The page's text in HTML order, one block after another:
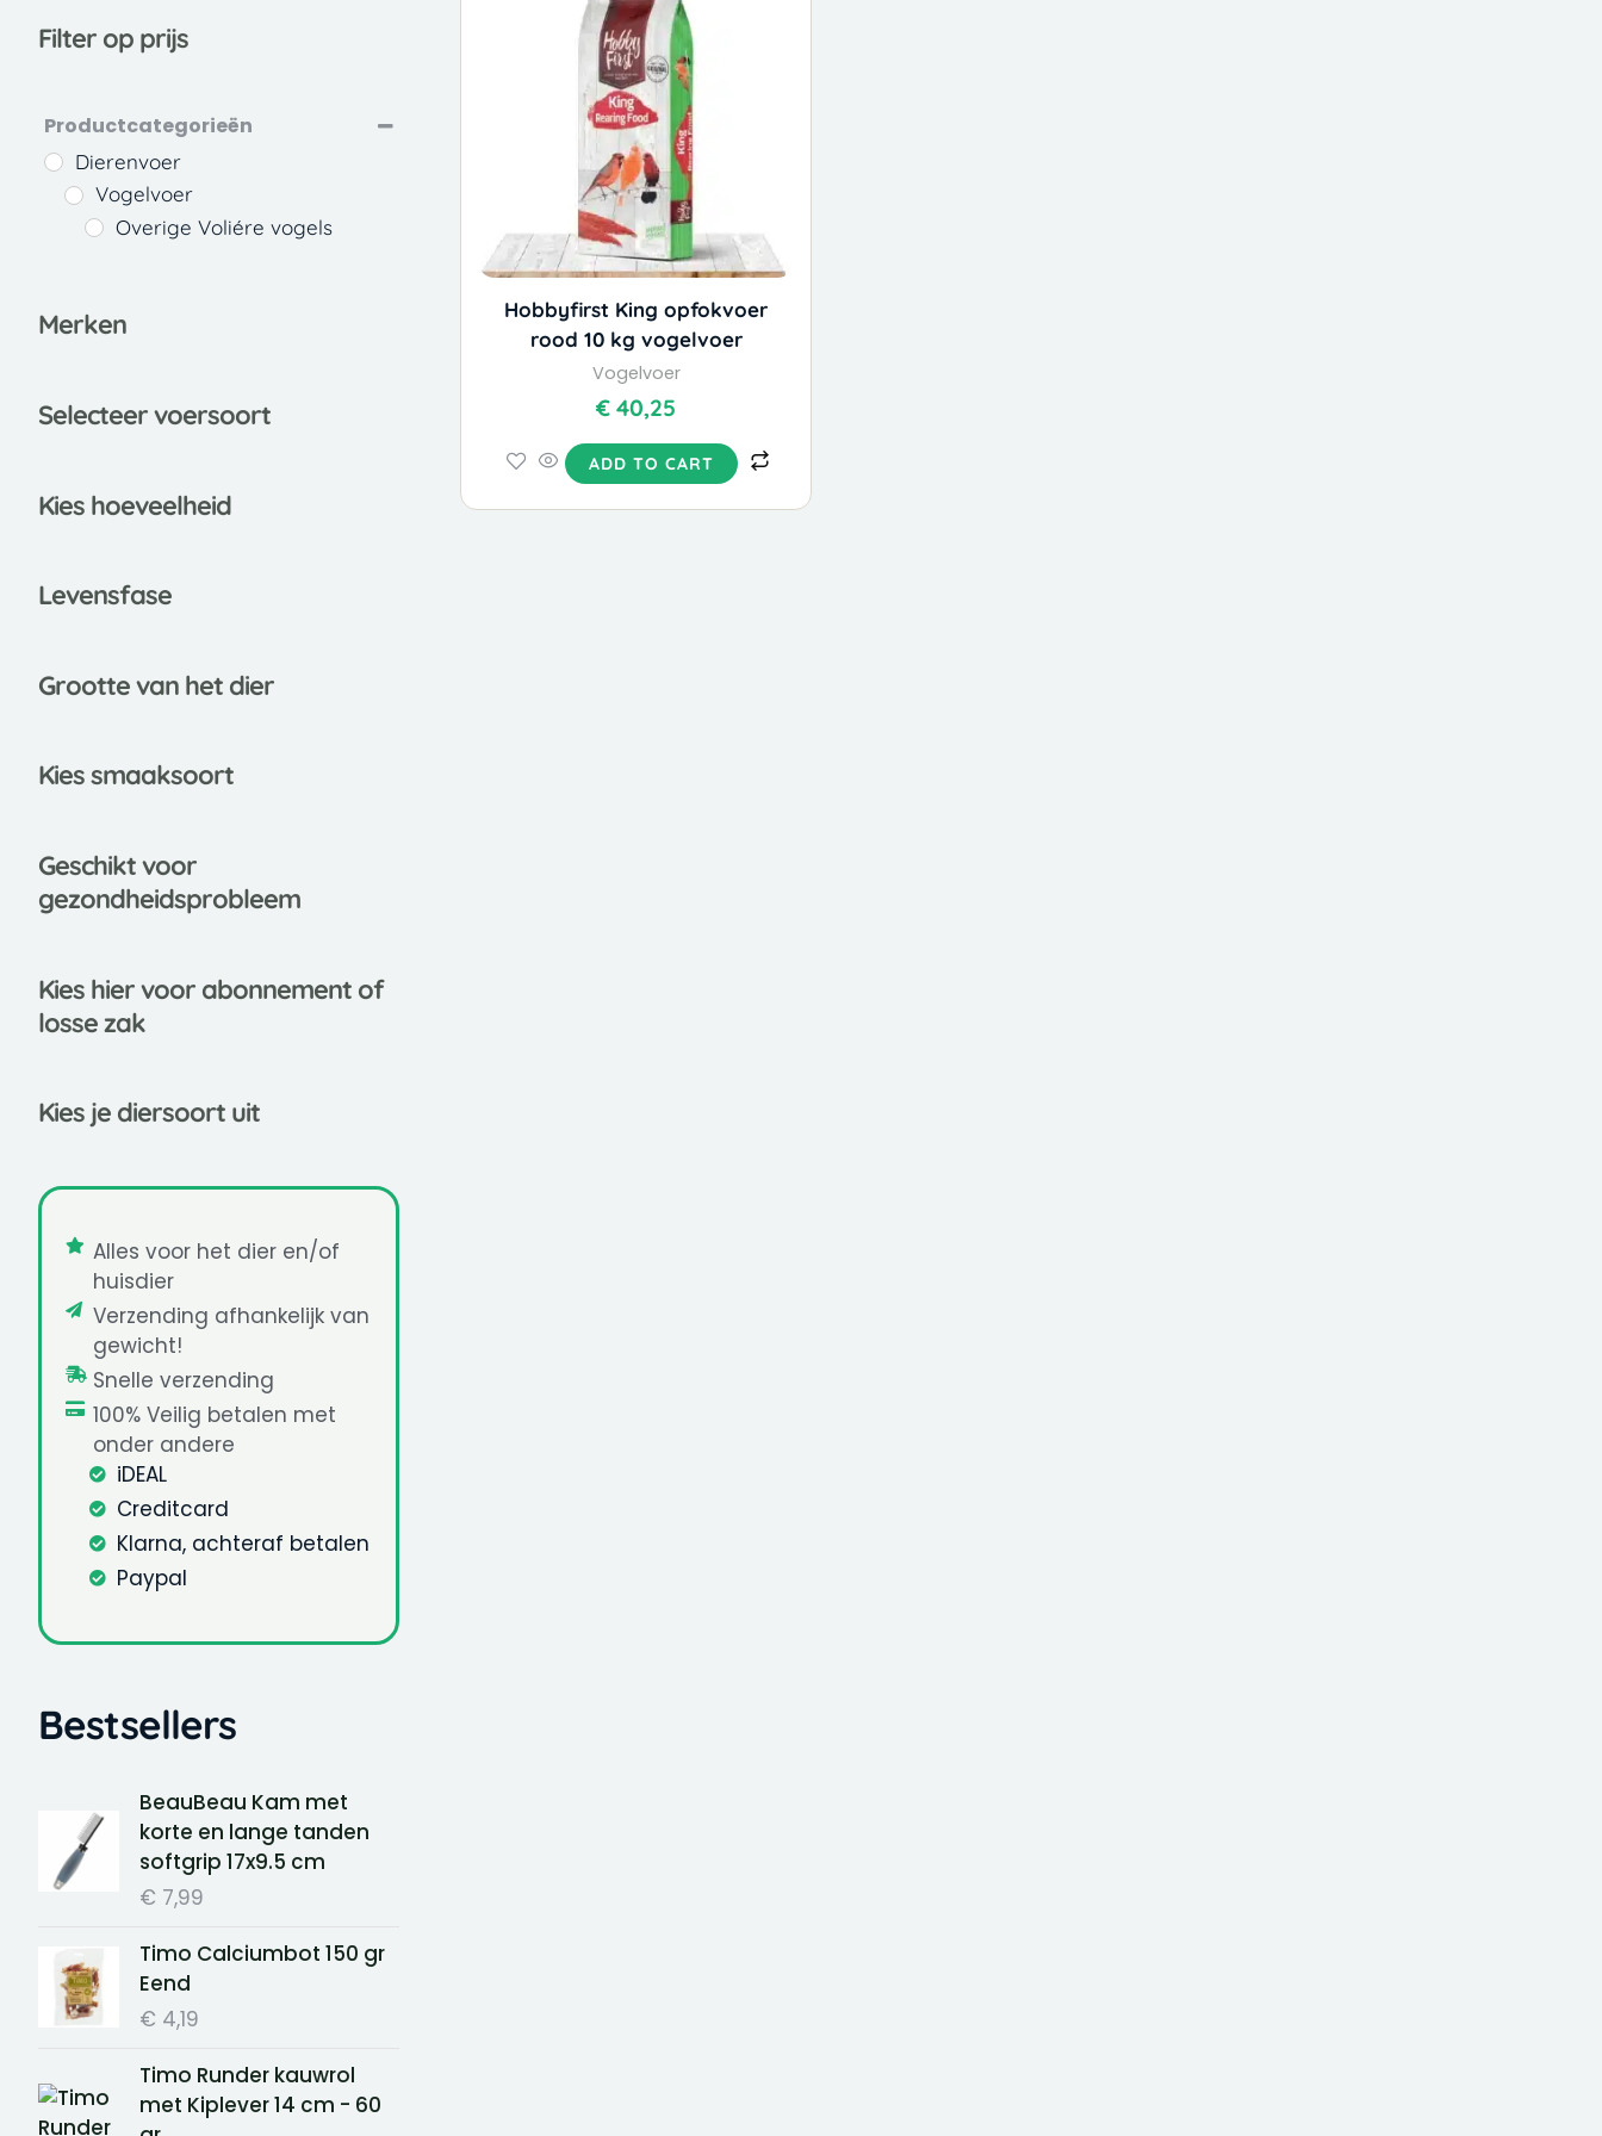
Filter op prijs
Productcategorieën
Dierenvoer
Vogelvoer
Overige Voliére vogels
Merken
Selecteer voersoort
Kies hoeveelheid
Levensfase
Grootte van het dier
Kies smaaksoort
Geschikt voor
gezondheidsprobleem
Kies hier voor abonnement of
losse zak
Kies je diersoort uit
Alles voor het dier en/of
huisdier
Verzending afhankelijk van
gewicht!
Snelle verzending
100% Veilig betalen met
onder andere
iDEAL
Creditcard
Klarna, achteraf betalen
Paypal
Bestsellers
BeauBeau Kam met
korte en lange tanden
softgrip 17x9.5 cm
€ 7,99
Timo Calciumbot 150 gr
Eend
€ 4,19
Timo Runder kauwrol
met Kiplever 14 cm - 60
Hobbyfirst King opfokvoer
rood 10 kg vogelvoer
Vogelvoer
€ 40,25
ADD TO CART